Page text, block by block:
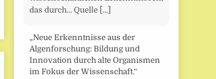
das durch... Quelle [...]
„Neue Erkenntnisse aus der
Algenforschung: Bildung und
Innovation durch alte Organismen
im Fokus der Wissenschaft.“